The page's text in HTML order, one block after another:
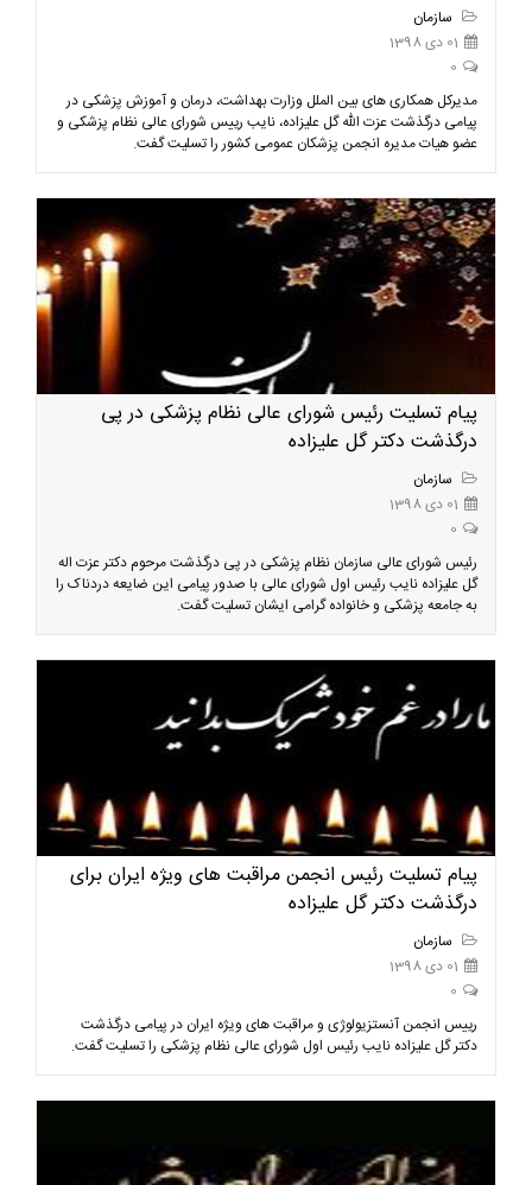
سازمان
01 دی 1398
0
مدیرکل همکاری های بین الملل وزارت بهداشت، درمان و آموزش پزشکی در
پیامی درگذشت عزت الله گل علیزاده، نایب رییس شورای عالی نظام پزشکی و
عضو هیات مدیره انجمن پزشکان عمومی کشور را تسلیت گفت.
پیام تسلیت رئیس شورای عالی نظام پزشکی در پی
درگذشت دکتر گل علیزاده
سازمان
01 دی 1398
0
رئیس شورای عالی سازمان نظام پزشکی در پی درگذشت مرحوم دکتر عزت اله
گل علیزاده نایب رئیس اول شورای عالی با صدور پیامی این ضایعه دردناک را
به جامعه پزشکی و خانواده گرامی ایشان تسلیت گفت.
پیام تسلیت رئیس انجمن مراقبت های ویژه ایران برای
درگذشت دکتر گل علیزاده
سازمان
01 دی 1398
0
رییس انجمن آنستزیولوژی و مراقبت های ویژه ایران در پیامی درگذشت
دکتر گل علیزاده نایب رئیس اول شورای عالی نظام پزشکی را تسلیت گفت.